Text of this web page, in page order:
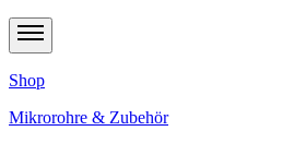
Shop
Mikrorohre & Zubehör